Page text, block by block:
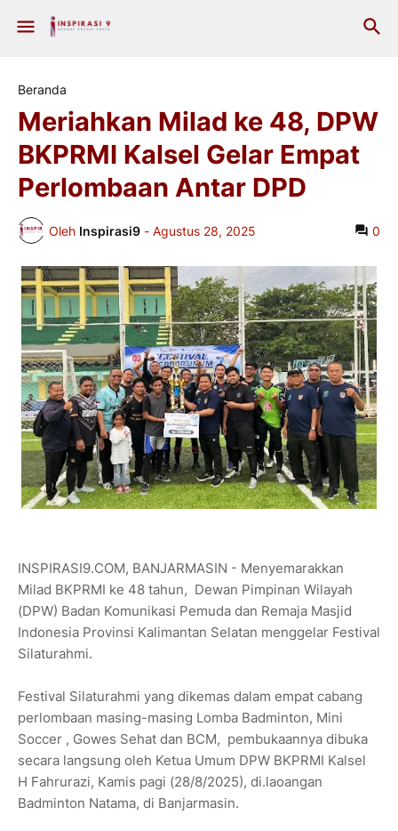
Beranda
Meriahkan Milad ke 48, DPW
BKPRMI Kalsel Gelar Empat
Perlombaan Antar DPD
Oleh Inspirasi9 - Agustus 28, 2025 0
INSPIRASI9.COM, BANJARMASIN - Menyemarakkan
Milad BKPRMI ke 48 tahun, Dewan Pimpinan Wilayah
(DPW) Badan Komunikasi Pemuda dan Remaja Masjid
Indonesia Provinsi Kalimantan Selatan menggelar Festival
Silaturahmi.
Festival Silaturahmi yang dikemas dalam empat cabang
perlombaan masing-masing Lomba Badminton, Mini
Soccer , Gowes Sehat dan BCM, pembukaannya dibuka
secara langsung oleh Ketua Umum DPW BKPRMI Kalsel
H Fahrurazi, Kamis pagi (28/8/2025), di.laoangan
Badminton Natama, di Banjarmasin.